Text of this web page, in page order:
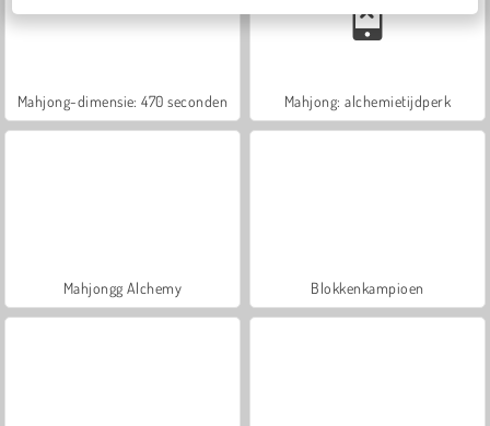
Mahjong-dimensie: 470 seconden Mahjong: alchemietijdperk
Mahjongg Alchemy Blokkenkampioen